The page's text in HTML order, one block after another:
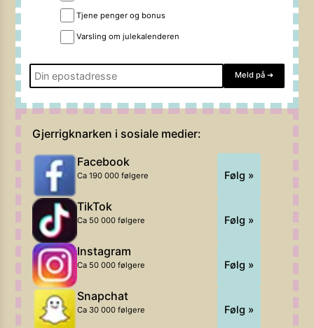
Tjene penger og bonus
Varsling om julekalenderen
Meld på ➔
Gjerrigknarken i sosiale medier:
Facebook
Ca 190 000 følgere Følg »
TikTok
Ca 50 000 følgere Følg »
Instagram
Ca 50 000 følgere Følg »
Snapchat
Ca 30 000 følgere Følg »